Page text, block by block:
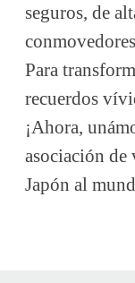
seguros, de
Para
recuerdos
¡Ahora,
asociación de
Japón al